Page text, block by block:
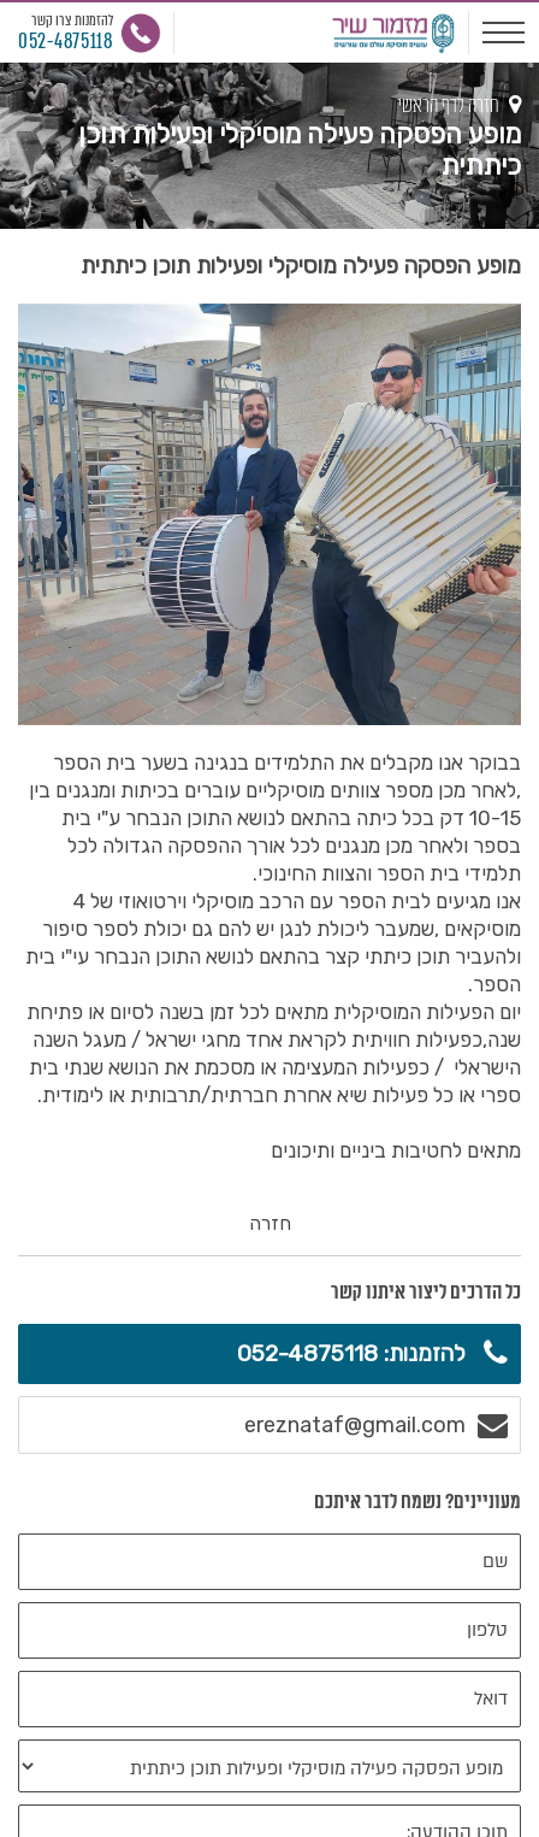
להזמנות צרו קשר
052-4875118
חזרה לדף הראשי
מופע הפסקה פעילה מוסיקלי ופעילות תוכן
כיתתית
מופע הפסקה פעילה מוסיקלי ופעילות תוכן כיתתית
בבוקר אנו מקבלים את התלמידים בנגינה בשער בית הספר
,לאחר מכן מספר צוותים מוסיקליים עוברים בכיתות ומנגנים בין
10-15 דק בכל כיתה בהתאם לנושא התוכן הנבחר ע"י בית
בספר ולאחר מכן מנגנים לכל אורך ההפסקה הגדולה לכל
תלמידי בית הספר והצוות החינוכי.
אנו מגיעים לבית הספר עם הרכב מוסיקלי וירטואוזי של 4
מוסיקאים ,שמעבר ליכולת לנגן יש להם גם יכולת לספר סיפור
ולהעביר תוכן כיתתי קצר בהתאם לנושא התוכן הנבחר עי"י בית
הספר.
יום הפעילות המוסיקלית מתאים לכל זמן בשנה לסיום או פתיחת
שנה,כפעילות חוויתית לקראת אחד מחגי ישראל / מעגל השנה
הישראלי / כפעילות המעצימה או מסכמת את הנושא שנתי בית
ספרי או כל פעילות שיא אחרת חברתית/תרבותית או לימודית.
מתאים לחטיבות ביניים ותיכונים
חזרה
כל הדרכים ליצור איתנו קשר
להזמנות: 052-4875118
ereznataf@gmail.com
מעוניינים? נשמח לדבר איתכם